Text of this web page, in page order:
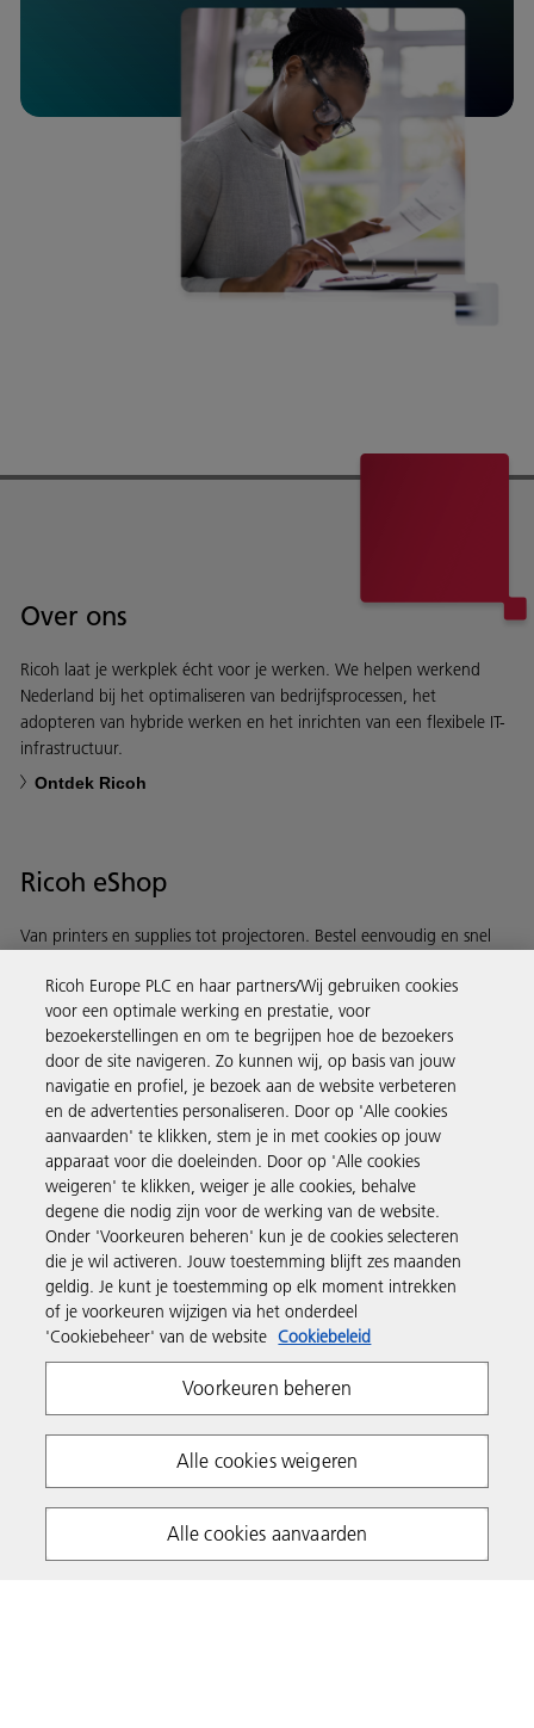
Over ons
Ricoh laat je werkplek écht voor je werken. We helpen werkend
Nederland bij het optimaliseren van bedrijfsprocessen, het
adopteren van hybride werken en het inrichten van een flexibele IT-
infrastructuur.
Ontdek Ricoh
Ricoh eShop
Van printers en supplies tot projectoren. Bestel eenvoudig en snel
Ontdek meer
Business Solutions
Producten en services
Support en contact
Inspiratie
Volg Ricoh
Ricoh Europe PLC en haar partners/Wij gebruiken cookies
voor een optimale werking en prestatie, voor
bezoekerstellingen en om te begrijpen hoe de bezoekers
door de site navigeren. Zo kunnen wij, op basis van jouw
navigatie en profiel, je bezoek aan de website verbeteren
en de advertenties personaliseren. Door op 'Alle cookies
aanvaarden' te klikken, stem je in met cookies op jouw
apparaat voor die doeleinden. Door op 'Alle cookies
weigeren' te klikken, weiger je alle cookies, behalve
degene die nodig zijn voor de werking van de website.
Onder 'Voorkeuren beheren' kun je de cookies selecteren
die je wil activeren. Jouw toestemming blijft zes maanden
geldig. Je kunt je toestemming op elk moment intrekken
of je voorkeuren wijzigen via het onderdeel
'Cookiebeheer' van de website Cookiebeleid
Voorkeuren beheren
Alle cookies weigeren
Alle cookies aanvaarden